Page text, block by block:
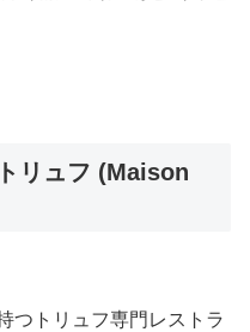
リュフ (Maison
つトリュフ専門レストラ